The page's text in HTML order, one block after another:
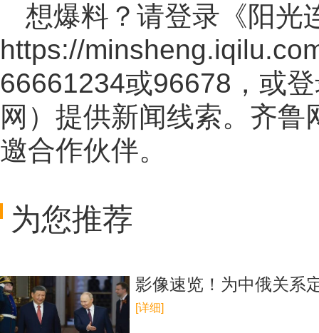
想爆料？请登录《阳光
https://
66661234或96678，或
网 ）提供新闻线索。齐鲁
邀合作伙伴。
为您推荐
影像速览！为中俄关系
[详细]